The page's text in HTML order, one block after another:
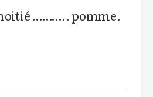
……….. pomme.